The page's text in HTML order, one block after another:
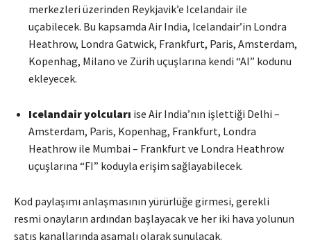
merkezleri üzerinden Reykjavik’e Icelandair ile
uçabilecek. Bu kapsamda Air India, Icelandair’in Londra
Heathrow, Londra Gatwick, Frankfurt, Paris, Amsterdam,
Kopenhag, Milano ve Zürih uçuşlarına kendi “AI” kodunu
ekleyecek.
Icelandair yolcuları ise Air India’nın işlettiği Delhi –
Amsterdam, Paris, Kopenhag, Frankfurt, Londra
Heathrow ile Mumbai – Frankfurt ve Londra Heathrow
uçuşlarına “FI” koduyla erişim sağlayabilecek.
Kod paylaşımı anlaşmasının yürürlüğe girmesi, gerekli
resmi onayların ardından başlayacak ve her iki hava yolunun
satış kanallarında aşamalı olarak sunulacak.